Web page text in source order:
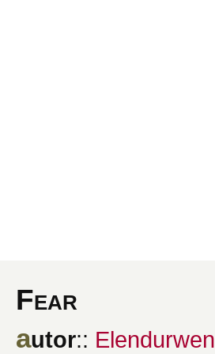
Fear
autor:: Elendurwen